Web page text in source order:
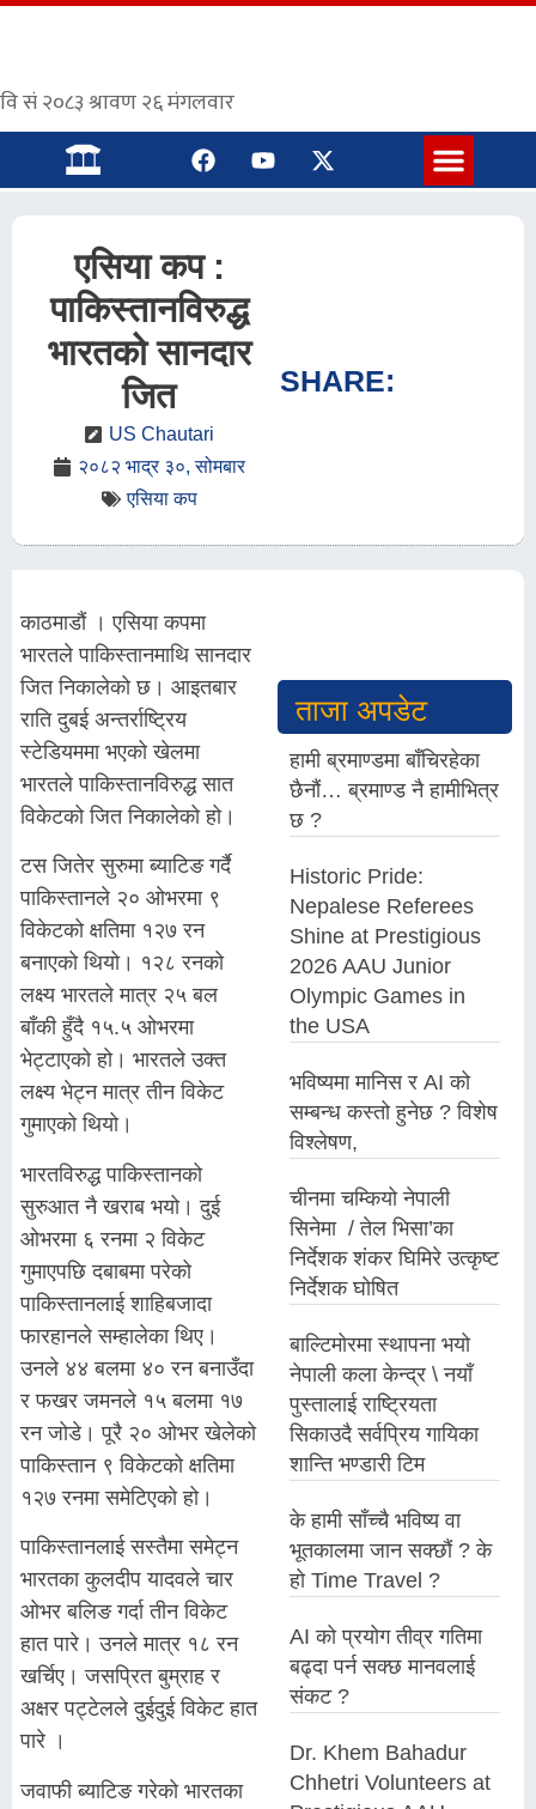
एसिया कप :
पाकिस्तानविरुद्ध
भारतको सानदार
जित
US Chautari
२०८२ भाद्र ३०, सोमबार
एसिया कप
SHARE:
काठमाडौं । एसिया कपमा
भारतले पाकिस्तानमाथि सानदार
जित निकालेको छ। आइतबार
राति दुबई अन्तर्राष्ट्रिय
स्टेडियममा भएको खेलमा
भारतले पाकिस्तानविरुद्ध सात
विकेटको जित निकालेको हो।
टस जितेर सुरुमा ब्याटिङ गर्दै
पाकिस्तानले २० ओभरमा ९
विकेटको क्षतिमा १२७ रन
बनाएको थियो। १२८ रनको
लक्ष्य भारतले मात्र २५ बल
बाँकी हुँदै १५.५ ओभरमा
भेट्टाएको हो। भारतले उक्त
लक्ष्य भेट्न मात्र तीन विकेट
गुमाएको थियो।
भारतविरुद्ध पाकिस्तानको
सुरुआत नै खराब भयो। दुई
ओभरमा ६ रनमा २ विकेट
गुमाएपछि दबाबमा परेको
पाकिस्तानलाई शाहिबजादा
फारहानले सम्हालेका थिए।
उनले ४४ बलमा ४० रन बनाउँदा
र फखर जमनले १५ बलमा १७
रन जोडे। पूरै २० ओभर खेलेको
पाकिस्तान ९ विकेटको क्षतिमा
१२७ रनमा समेटिएको हो।
पाकिस्तानलाई सस्तैमा समेट्न
भारतका कुलदीप यादवले चार
ओभर बलिङ गर्दा तीन विकेट
हात पारे। उनले मात्र १८ रन
खर्चिए। जसप्रित बुम्राह र
अक्षर पट्टेलले दुईदुई विकेट हात
पारे ।
जवाफी ब्याटिङ गरेको भारतका
ताजा अपडेट
हामी ब्रमाण्डमा बाँचिरहेका
छैनौं… ब्रमाण्ड नै हामीभित्र
छ ?
Historic Pride:
Nepalese Referees
Shine at Prestigious
2026 AAU Junior
Olympic Games in
the USA
भविष्यमा मानिस र AI को
सम्बन्ध कस्तो हुनेछ ? विशेष
विश्लेषण,
चीनमा चम्कियो नेपाली
सिनेमा / तेल भिसा’का
निर्देशक शंकर घिमिरे उत्कृष्ट
निर्देशक घोषित
बाल्टिमोरमा स्थापना भयो
नेपाली कला केन्द्र \ नयाँ
पुस्तालाई राष्ट्रियता
सिकाउदै सर्वप्रिय गायिका
शान्ति भण्डारी टिम
के हामी साँच्चै भविष्य वा
भूतकालमा जान सक्छौं ? के
हो Time Travel ?
AI को प्रयोग तीव्र गतिमा
बढ्दा पर्न सक्छ मानवलाई
संकट ?
Dr. Khem Bahadur
Chhetri Volunteers at